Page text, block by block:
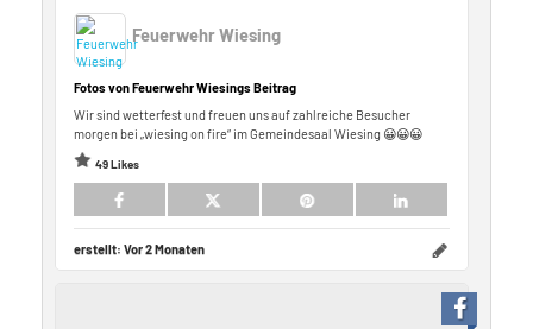
Feuerwehr Wiesing
Fotos von Feuerwehr Wiesings Beitrag
Wir sind wetterfest und freuen uns auf zahlreiche Besucher
morgen bei „wiesing on fire“ im Gemeindesaal Wiesing 😀😀😀
49 Likes
erstellt: Vor 2 Monaten